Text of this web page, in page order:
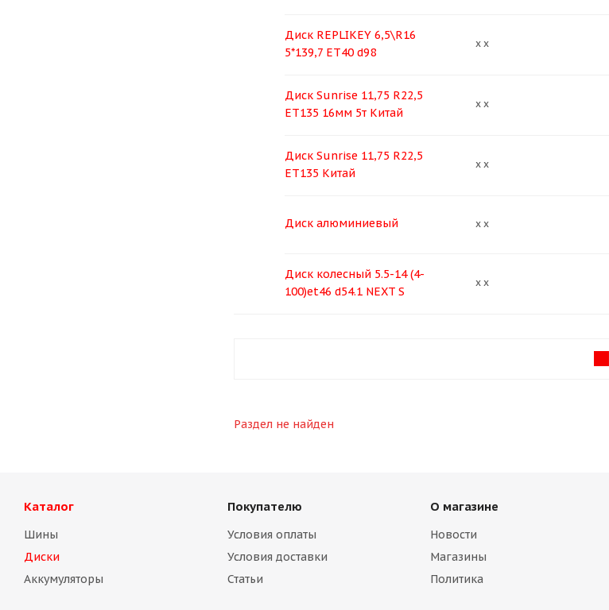
Диск RЕPLIKEY 6,5\R16
5*139,7 ET40 d98
x x
Диск Sunrise 11,75 R22,5
ЕТ135 16мм 5т Китай
x x
Диск Sunrise 11,75 R22,5
ЕТ135 Китай
x x
Диск алюминиевый x x
Диск колесный 5.5-14 (4-
100)et46 d54.1 NEXT S
x x
Раздел не найден
Каталог
Шины
Диски
Аккумуляторы
Покупателю
Условия оплаты
Условия доставки
Статьи
О магазине
Новости
Магазины
Политика